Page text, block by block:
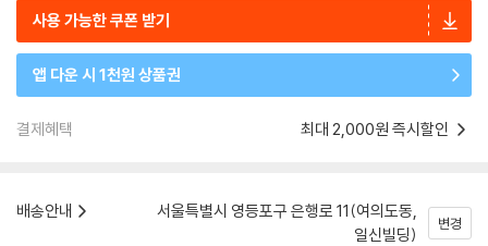
사용 가능한 쿠폰 받기
앱 다운 시 1천원 상품권
결제혜택 최대 2,000원 즉시할인
배송안내
서울특별시 영등포구 은행로 11(여의도동,
일신빌딩)
변경